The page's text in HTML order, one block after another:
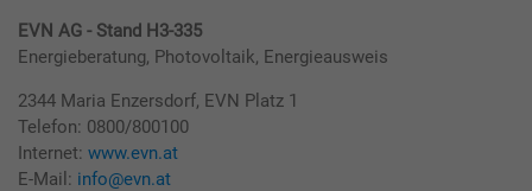
EVN AG - Stand H3-335
Energieberatung, Photovoltaik, Energieausweis
2344 Maria Enzersdorf, EVN Platz 1
Telefon: 0800/800100
Internet: www.evn.at
E-Mail: info@evn.at